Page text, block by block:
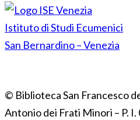
Istituto di Studi Ecumenici
San Bernardino – Venezia
© Biblioteca San Francesco
Antonio dei Frati Minori – P.